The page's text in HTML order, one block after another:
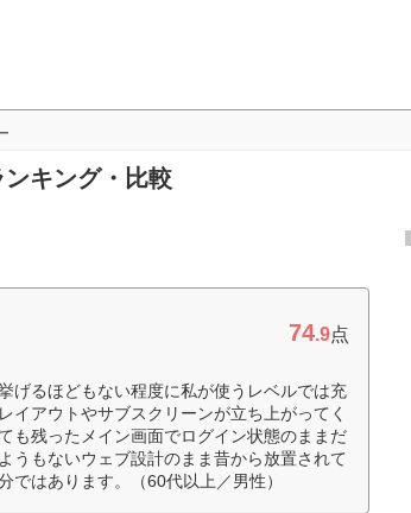
ンキング・比較
74.9点
げるほどもない程度に私が使うレベルでは充
イアウトやサブスクリーンが立ち上がってく
も残ったメイン画面でログイン状態のままだ
うもないウェブ設計のまま昔から放置されて
ではあります。（60代以上／男性）